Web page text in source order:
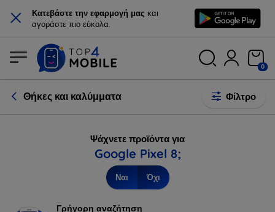
× Κατεβάστε την εφαρμογή μας και
αγοράστε πιο εύκολα.
0
Θήκες και καλύμματα Φίλτρο
Ψάχνετε προϊόντα για
Google Pixel 8;
Ναι Όχι
Γρήγορη αναζήτηση